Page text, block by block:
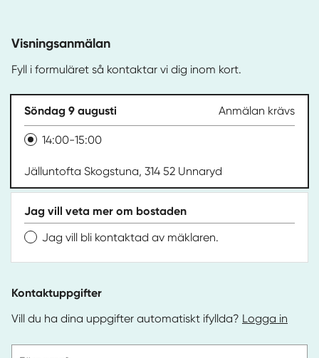
Visningsanmälan
Fyll i formuläret så kontaktar vi dig inom kort.
Söndag 9 augusti Anmälan krävs
14:00-15:00
Jälluntofta Skogstuna, 314 52 Unnaryd
Jag vill veta mer om bostaden
Jag vill bli kontaktad av mäklaren.
Kontaktuppgifter
Vill du ha dina uppgifter automatiskt ifyllda? Logga in